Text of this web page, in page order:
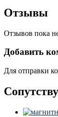
Отзывы
Отзывов пока
Добавить
Для отправки